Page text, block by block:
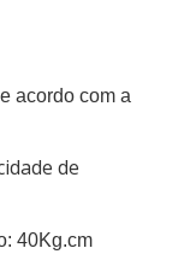
acordo com a
de
40Kg.cm